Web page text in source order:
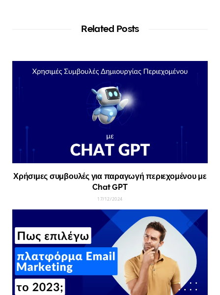
Related Posts
Χρήσιμες συμβουλές για παραγωγή περιεχομένου με
Chat GPT
17/12/2024